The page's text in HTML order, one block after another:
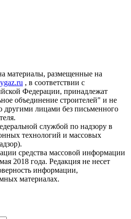
материалы, размещенные на
, в соответствии с
Федерации, принадлежат
объединение строителей" и не
другими лицами без письменного
службой по надзору в
технологий и массовых
средства массовой информации
2018 года. Редакция не несет
информации,
материалах.